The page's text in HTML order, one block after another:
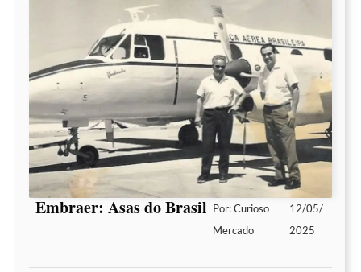
Embraer: Asas do Brasil Por:Curioso
Mercado
12/05/
2025